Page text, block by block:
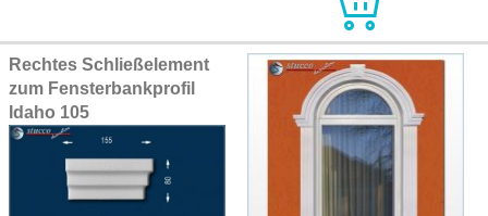
Rechtes Schließelement
zum Fensterbankprofil
Idaho 105